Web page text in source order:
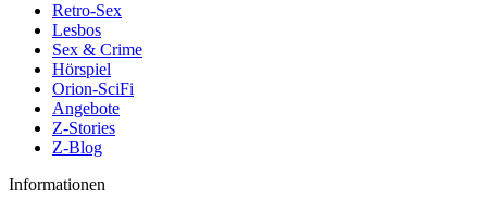
Retro-Sex
Lesbos
Sex & Crime
Hörspiel
Orion-SciFi
Angebote
Z-Stories
Z-Blog
Informationen